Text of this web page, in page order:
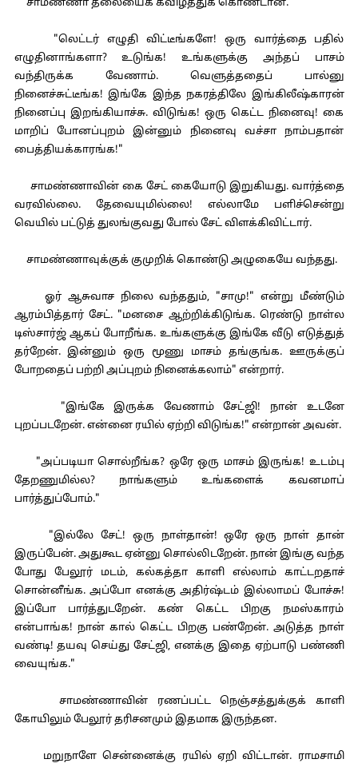
சாமண்ணா தலையைக் கவிழ்த்துக் கொண்டான்.
"லெட்டர் எழுதி விட்டீங்களே! ஒரு வார்த்தை பதில்
எழுதினாங்களா? உடுங்க! உங்களுக்கு அந்தப் பாசம்
வந்திருக்க வேணாம். வெளுத்ததைப் பால்னு
நினைச்சுட்டீங்க! இங்கே இந்த நகரத்திலே இங்கிலீஷ்காரன்
நினைப்பு இறங்கியாச்சு. விடுங்க! ஒரு கெட்ட நினைவு! கை
மாறிப் போனப்புறம் இன்னும் நினைவு வச்சா நாம்பதான்
பைத்தியக்காரங்க!"
சாமண்ணாவின் கை சேட் கையோடு இறுகியது. வார்த்தை
வரவில்லை. தேவையுமில்லை! எல்லாமே பளிச்சென்று
வெயில் பட்டுத் துலங்குவது போல் சேட் விளக்கிவிட்டார்.
சாமண்ணாவுக்குக் குமுறிக் கொண்டு அழுகையே வந்தது.
ஓர் ஆசுவாச நிலை வந்ததும், "சாமு!" என்று மீண்டும்
ஆரம்பித்தார் சேட். "மனசை ஆற்றிக்கிடுங்க. ரெண்டு நாள்ல
டிஸ்சார்ஜ் ஆகப் போறீங்க. உங்களுக்கு இங்கே வீடு எடுத்துத்
தர்றேன். இன்னும் ஒரு மூணு மாசம் தங்குங்க. ஊருக்குப்
போறதைப் பற்றி அப்புறம் நினைக்கலாம்" என்றார்.
"இங்கே இருக்க வேணாம் சேட்ஜி! நான் உடனே
புறப்படறேன். என்னை ரயில் ஏற்றி விடுங்க!" என்றான் அவன்.
"அப்படியா சொல்றீங்க? ஒரே ஒரு மாசம் இருங்க! உடம்பு
தேறணுமில்ல? நாங்களும் உங்களைக் கவனமாப்
பார்த்துப்போம்."
"இல்லே சேட்! ஒரு நாள்தான்! ஒரே ஒரு நாள் தான்
இருப்பேன். அதுகூட ஏன்னு சொல்லிடறேன். நான் இங்கு வந்த
போது பேலூர் மடம், கல்கத்தா காளி எல்லாம் காட்டறதாச்
சொன்னீங்க. அப்போ எனக்கு அதிர்ஷ்டம் இல்லாமப் போச்சு!
இப்போ பார்த்துடறேன். கண் கெட்ட பிறகு நமஸ்காரம்
என்பாங்க! நான் கால் கெட்ட பிறகு பண்றேன். அடுத்த நாள்
வண்டி! தயவு செய்து சேட்ஜி, எனக்கு இதை ஏற்பாடு பண்ணி
வையுங்க."
சாமண்ணாவின் ரணப்பட்ட நெஞ்சத்துக்குக் காளி
கோயிலும் பேலூர் தரிசனமும் இதமாக இருந்தன.
மறுநாளே சென்னைக்கு ரயில் ஏறி விட்டான். ராமசாமி